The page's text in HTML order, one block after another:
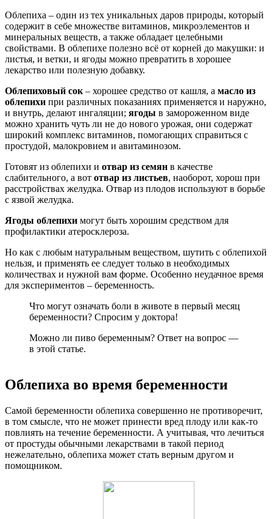
Облепиха – один из тех уникальных даров природы, который
содержит в себе множестве витаминов, микроэлементов и
минеральных веществ, а также обладает целебными
свойствами. В облепихе полезно всё от корней до макушки: и
листья, и ветки, и ягоды можно превратить в хорошее
лекарство или полезную добавку.
Облепиховый сок – хорошее средство от кашля, а масло из
облепихи при различных показаниях применяется и наружно,
и внутрь, делают ингаляции; ягоды в замороженном виде
можно хранить чуть ли не до нового урожая, они содержат
широкий комплекс витаминов, помогающих справиться с
простудой, малокровием и авитаминозом.
Готовят из облепихи и отвар из семян в качестве
слабительного, а вот отвар из листьев, наоборот, хорош при
расстройствах желудка. Отвар из плодов используют в борьбе
с язвой желудка.
Ягоды облепихи могут быть хорошим средством для
профилактики атеросклероза.
Но как с любым натуральным веществом, шутить с облепихой
нельзя, и применять ее следует только в необходимых
количествах и нужной вам форме. Особенно неудачное время
для экспериментов – беременность.
Что могут означать боли в животе в первый месяц
беременности? Спросим у доктора!
Можно ли пиво беременным? Ответ на вопрос —
в этой статье.
Облепиха во время беременности
Самой беременности облепиха совершенно не противоречит,
в том смысле, что не может принести вред плоду или как-то
повлиять на течение беременности. А учитывая, что лечиться
от простуды обычными лекарствами в такой период
нежелательно, облепиха может стать верным другом и
помощником.